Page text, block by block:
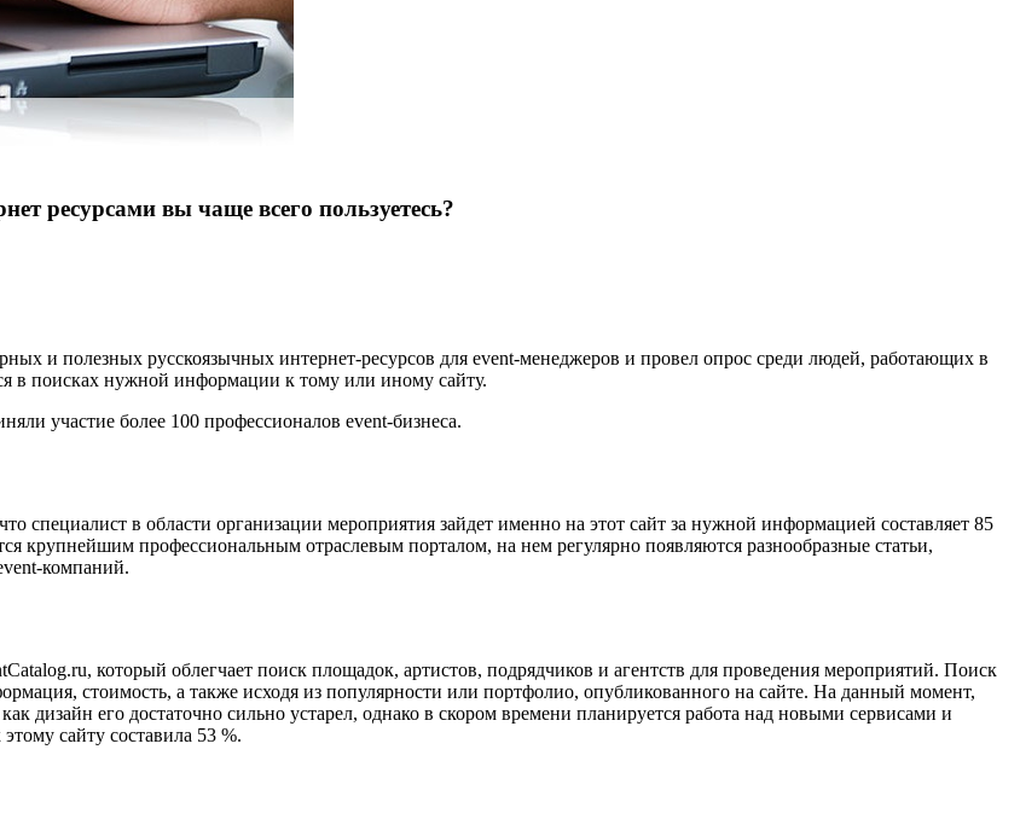
ресурсами вы чаще всего пользуетесь?
и полезных русскоязычных интернет-ресурсов для event-менеджеров и провел опрос среди людей, работающих в
в поисках нужной информации к тому или иному сайту.
участие более 100 профессионалов event-бизнеса.
специалист в области организации мероприятия зайдет именно на этот сайт за нужной информацией составляет 85
крупнейшим профессиональным отраслевым порталом, на нем регулярно появляются разнообразные статьи,
компаний.
который облегчает поиск площадок, артистов, подрядчиков и агентств для проведения мероприятий. Поиск
стоимость, а также исходя из популярности или портфолио, опубликованного на сайте. На данный момент,
дизайн его достаточно сильно устарел, однако в скором времени планируется работа над новыми сервисами и
сайту составила 53 %.